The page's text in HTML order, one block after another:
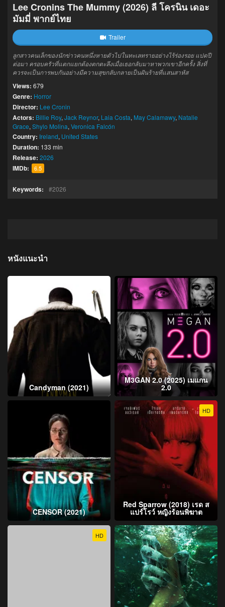
Lee Cronins The Mummy (2026) ลี โครนิน เดอะ
มัมมี่ พากย์ไทย
Trailer
ลูกสาวคนเล็กของนักข่าวคนหนึ่งหายตัวไปในทะเลทรายอย่างไร้ร่องรอย แปดปี
ต่อมา ครอบครัวที่แตกแยกต้องตกตะลึงเมื่อเธอกลับมาหาพวกเขาอีกครั้ง สิ่งที่
ควรจะเป็นการพบกันอย่างมีความสุขกลับกลายเป็นฝันร้ายที่แสนสาหัส
Views: 679
Genre: Horror
Director: Lee Cronin
Actors: Billie Roy,Jack Reynor, Laia Costa, May Calamawy, Natalie
Grace,Shylo Molina,Veronica Falcón
Country: Ireland, United States
Duration: 133 min
Release: 2026
IMDb: 6.5
Keywords: 2026
หนังแนะนำ
Candyman (2021)
M3GAN 2.0 (2025) เมแกน
2.0
CENSOR (2021)
HD
Red Sparrow (2018) เรด ส
แปร์โรว์ หญิงร้อนพิฆาต
HD